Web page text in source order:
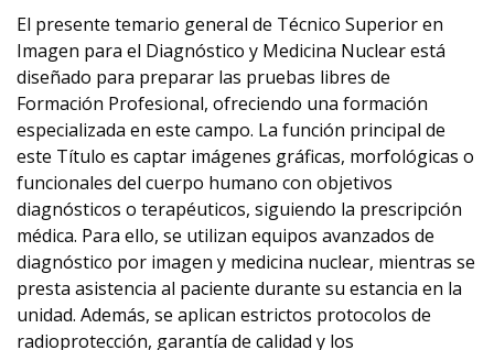
El presente temario general de Técnico Superior en
Imagen para el Diagnóstico y Medicina Nuclear está
diseñado para preparar las pruebas libres de
Formación Profesional, ofreciendo una formación
especializada en este campo. La función principal de
este Título es captar imágenes gráficas, morfológicas o
funcionales del cuerpo humano con objetivos
diagnósticos o terapéuticos, siguiendo la prescripción
médica. Para ello, se utilizan equipos avanzados de
diagnóstico por imagen y medicina nuclear, mientras se
presta asistencia al paciente durante su estancia en la
unidad. Además, se aplican estrictos protocolos de
radioprotección, garantía de calidad y los